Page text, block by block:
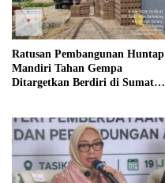
Ratusan Pembangunan Huntap
Mandiri Tahan Gempa
Ditargetkan Berdiri di Sumatra